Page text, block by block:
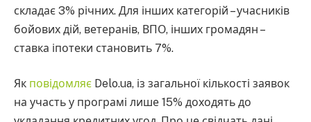
складає 3% річних. Для інших категорій – учасників
бойових дій, ветеранів, ВПО, інших громадян –
ставка іпотеки становить 7%.
Як повідомляє Delo.ua, із загальної кількості заявок
на участь у програмі лише 15% доходять до